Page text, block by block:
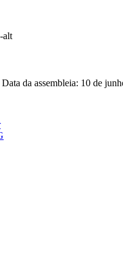
alt
da assembleia: 10 de